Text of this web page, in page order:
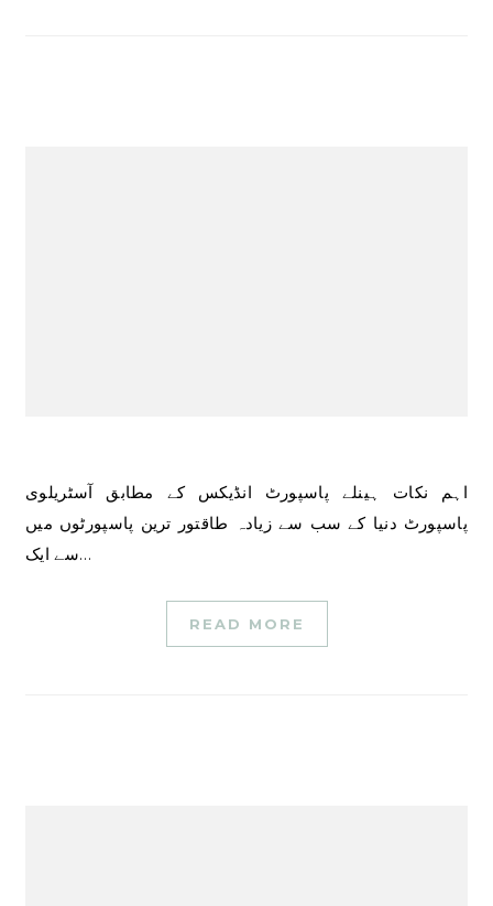
اہم نکات ہینلے پاسپورٹ انڈیکس کے مطابق آسٹریلوی
پاسپورٹ دنیا کے سب سے زیادہ طاقتور ترین پاسپورٹوں میں
سے ایک…
READ MORE